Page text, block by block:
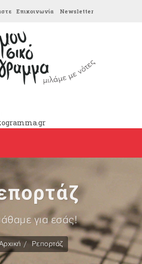
Επικοινωνία Newsletter
για εσάς!
Ρεπορτάζ